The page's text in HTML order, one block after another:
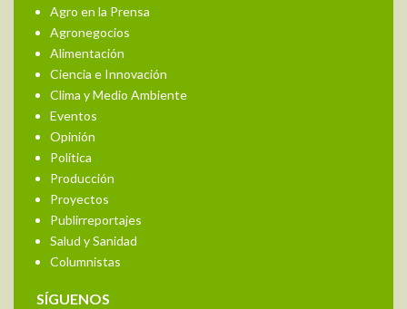
Agro en la Prensa
Agronegocios
Alimentación
Ciencia e Innovación
Clima y Medio Ambiente
Eventos
Opinión
Política
Producción
Proyectos
Publirreportajes
Salud y Sanidad
Columnistas
SÍGUENOS